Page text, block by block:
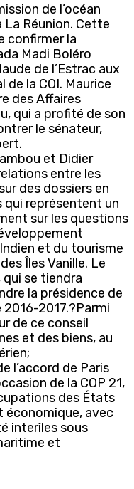
de l’océan
Réunion. Cette
confirmer la
Madi Boléro
de l’Estrac aux
la COI. Maurice
des Affaires
qui a profité de son
le sénateur,
et Didier
entre les
des dossiers en
qui représentent un
sur les questions
et du tourisme
Îles Vanille. Le
qui se tiendra
la présidence de
2017.?Parmi
de ce conseil
et des biens, au
l’accord de Paris
de la COP 21,
des États
économique, avec
interîles sous
et